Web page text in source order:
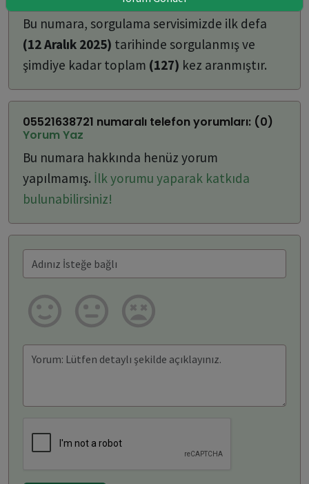
Bu numara, sorgulama servisimizde ilk defa
(12 Aralık 2025) tarihinde sorgulanmış ve
şimdiye kadar toplam (127) kez aranmıştır.
05521638721 numaralı telefon yorumları: (0)
Yorum Yaz
Bu numara hakkında henüz yorum
yapılmamış. İlk yorumu yaparak katkıda
bulunabilirsiniz!